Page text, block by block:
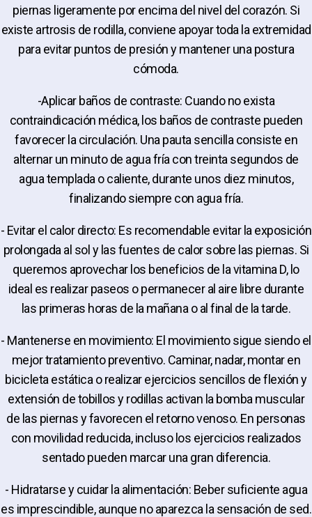
piernas ligeramente por encima del nivel del corazón. Si
existe artrosis de rodilla, conviene apoyar toda la extremidad
para evitar puntos de presión y mantener una postura
cómoda.
-Aplicar baños de contraste: Cuando no exista
contraindicación médica, los baños de contraste pueden
favorecer la circulación. Una pauta sencilla consiste en
alternar un minuto de agua fría con treinta segundos de
agua templada o caliente, durante unos diez minutos,
finalizando siempre con agua fría.
- Evitar el calor directo: Es recomendable evitar la exposición
prolongada al sol y las fuentes de calor sobre las piernas. Si
queremos aprovechar los beneficios de la vitamina D, lo
ideal es realizar paseos o permanecer al aire libre durante
las primeras horas de la mañana o al final de la tarde.
- Mantenerse en movimiento: El movimiento sigue siendo el
mejor tratamiento preventivo. Caminar, nadar, montar en
bicicleta estática o realizar ejercicios sencillos de flexión y
extensión de tobillos y rodillas activan la bomba muscular
de las piernas y favorecen el retorno venoso. En personas
con movilidad reducida, incluso los ejercicios realizados
sentado pueden marcar una gran diferencia.
- Hidratarse y cuidar la alimentación: Beber suficiente agua
es imprescindible, aunque no aparezca la sensación de sed.